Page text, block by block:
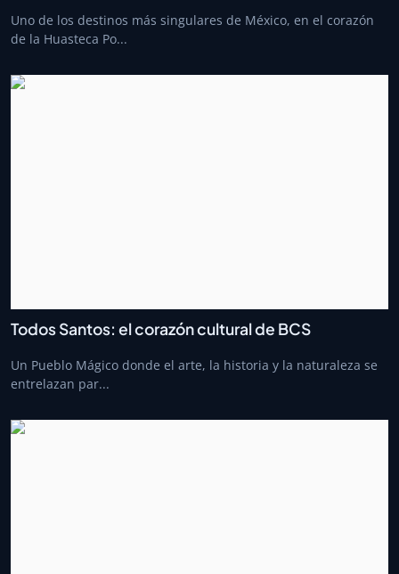
Uno de los destinos más singulares de México, en el corazón
de la Huasteca Po...
Todos Santos: el corazón cultural de BCS
Un Pueblo Mágico donde el arte, la historia y la naturaleza se
entrelazan par...